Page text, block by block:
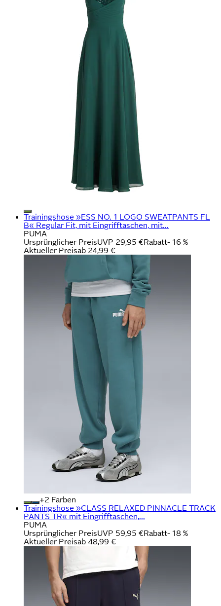
Trainingshose »ESS NO. 1 LOGO SWEATPANTS FL
B« Regular Fit, mit Eingrifftaschen, mit...
PUMA
Ursprünglicher PreisUVP 29,95 €Rabatt- 16 %
Aktueller Preisab 24,99 €
+
Farben
Trainingshose »CLASS RELAXED PINNACLE TRACK
PANTS TR« mit Eingrifftaschen,...
PUMA
Ursprünglicher PreisUVP 59,95 €Rabatt- 18 %
Aktueller Preisab 48,99 €